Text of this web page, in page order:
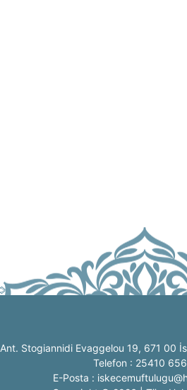
Ant. Stogiannidi Evaggelou 19, 671 00
Telefon : 25410
E-Posta :